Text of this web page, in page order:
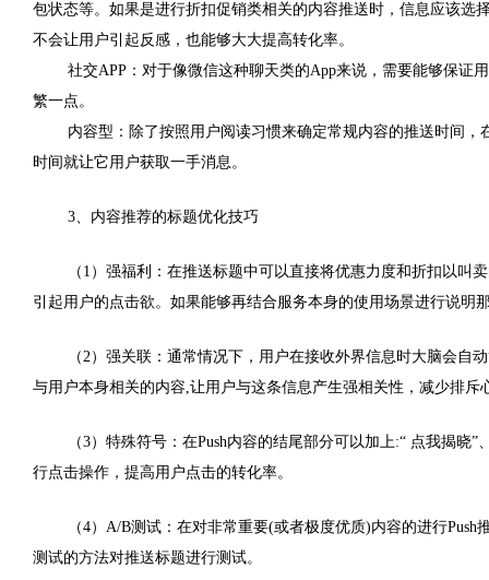
包状态等。如果是进行折扣促销类相关的内容推送时，信息应该
不会让用户引起反感，也能够大大提高转化率。
社交APP ：对于像微信这种聊天类的App来说，需要能够保证
繁一点。
内容型：除了按照用户阅读习惯来确定常规内容的推送时间
时间就让它用户获取一手消息。
3、内容推荐的标题优化技巧
（ 1 ）强福利： 在推送标题中可以直接将优惠力度和折扣以叫
引起用户的点击欲。如果能够再结合服务本身的使用场景进行说明
（2）强关联： 通常情况下，用户在接收外界信息时大脑会自
与用户本身相关的内容,让用户与这条信息产生强相关性，减少排斥
（3）特殊符号： 在Push内容的结尾部分可以加上:“ 点我揭晓”
行点击操作，提高用户点击的转化率。
（4） A/B测试： 在对非常重要(或者极度优质)内容的进行Push
测试的方法对推送标题进行测试。